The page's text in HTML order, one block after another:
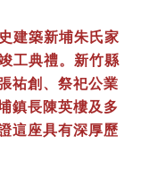
建築新埔朱氏家
工典禮。新竹縣
祐創、祭祀公業
鎮長陳英樓及多
這座具有深厚歷